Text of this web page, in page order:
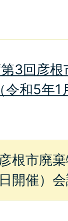
3回彦
令和5年1
根市廃
開催）